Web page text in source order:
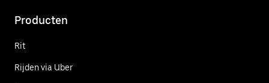
Producten
Rit
Rijden via Uber